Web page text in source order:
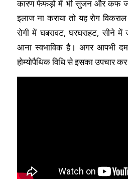
कारण फेफड़ो में भी सुजन और कफ
इलाज ना कराया तो यह रोग
रोगी में घबरावट, घरघराहट,
आना स्वभाविक है। अगर आपभी
होम्योपैथिक विधि से इसका उपचार